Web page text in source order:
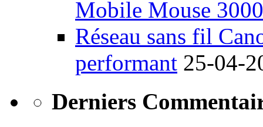
Mobile Mouse 3000
Réseau sans fil
performant 25-04-
Derniers